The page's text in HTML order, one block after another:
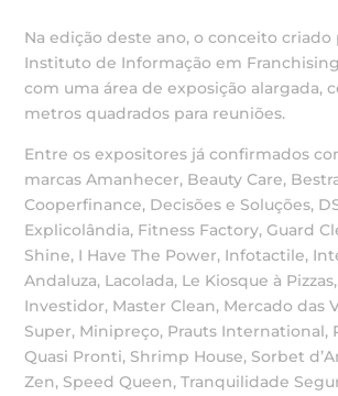
Na edição deste ano, o conceito criado
Instituto de Informação em
com uma área de exposição alargada,
metros quadrados para reuniões.
Entre os expositores já confirmados
marcas Amanhecer, Beauty Care,
Cooperfinance, Decisões e Soluções,
Explicolândia, Fitness Factory, Guard
Shine, I Have The Power, Infotactile,
Andaluza, Lacolada, Le Kiosque à
Investidor, Master Clean, Mercado das
Super, Minipreço, Prauts International,
Quasi Pronti, Shrimp House, Sorbet
Zen, Speed Queen, Tranquilidade